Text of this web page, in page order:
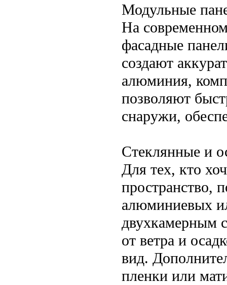
Модульные
На
фасадные
создают
алюминия,
позволяют
снаружи,
Стеклянные и
Для тех, кто
пространство,
алюминиевых
двухкамерным
от ветра и
вид.
пленки или